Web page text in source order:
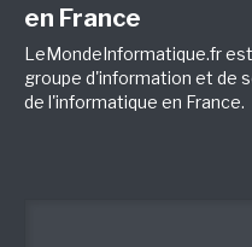
en France
LeMondeInformatique.fr
groupe d'information et de
de l'informatique en France.